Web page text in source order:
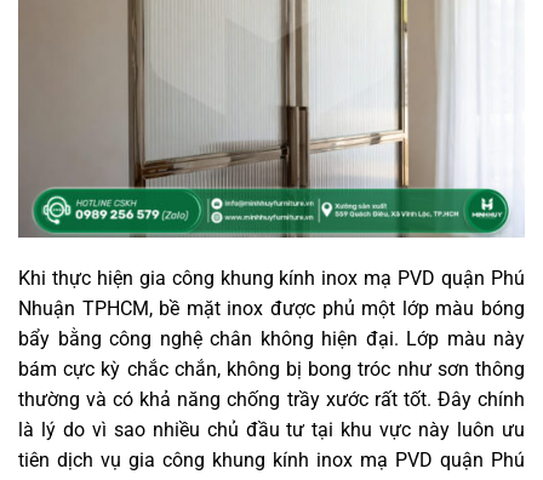
Khi thực hiện gia công khung kính inox mạ PVD quận Phú
Nhuận TPHCM, bề mặt inox được phủ một lớp màu bóng
bẩy bằng công nghệ chân không hiện đại. Lớp màu này
bám cực kỳ chắc chắn, không bị bong tróc như sơn thông
thường và có khả năng chống trầy xước rất tốt. Đây chính
là lý do vì sao nhiều chủ đầu tư tại khu vực này luôn ưu
tiên dịch vụ gia công khung kính inox mạ PVD quận Phú